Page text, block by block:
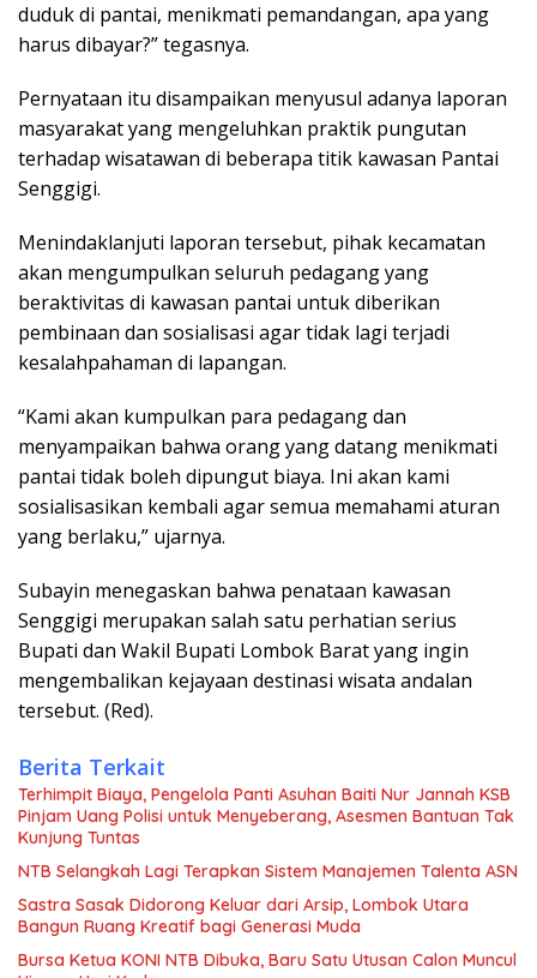
duduk di pantai, menikmati pemandangan, apa yang
harus dibayar?” tegasnya.
Pernyataan itu disampaikan menyusul adanya laporan
masyarakat yang mengeluhkan praktik pungutan
terhadap wisatawan di beberapa titik kawasan Pantai
Senggigi.
Menindaklanjuti laporan tersebut, pihak kecamatan
akan mengumpulkan seluruh pedagang yang
beraktivitas di kawasan pantai untuk diberikan
pembinaan dan sosialisasi agar tidak lagi terjadi
kesalahpahaman di lapangan.
“Kami akan kumpulkan para pedagang dan
menyampaikan bahwa orang yang datang menikmati
pantai tidak boleh dipungut biaya. Ini akan kami
sosialisasikan kembali agar semua memahami aturan
yang berlaku,” ujarnya.
Subayin menegaskan bahwa penataan kawasan
Senggigi merupakan salah satu perhatian serius
Bupati dan Wakil Bupati Lombok Barat yang ingin
mengembalikan kejayaan destinasi wisata andalan
tersebut. (Red).
Berita Terkait
Terhimpit Biaya, Pengelola Panti Asuhan Baiti Nur Jannah KSB
Pinjam Uang Polisi untuk Menyeberang, Asesmen Bantuan Tak
Kunjung Tuntas
NTB Selangkah Lagi Terapkan Sistem Manajemen Talenta ASN
Sastra Sasak Didorong Keluar dari Arsip, Lombok Utara
Bangun Ruang Kreatif bagi Generasi Muda
Bursa Ketua KONI NTB Dibuka, Baru Satu Utusan Calon Muncul